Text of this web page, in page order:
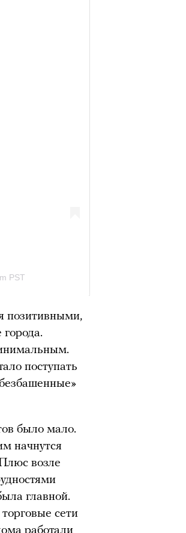
позитивными,
поступать
было мало.
начнутся
возле
главной.
сети
работали